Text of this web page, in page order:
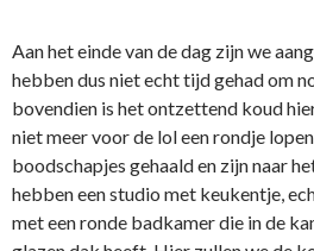
Aan het einde van de dag zijn we
hebben dus niet echt tijd gehad om
bovendien is het ontzettend koud
niet meer voor de lol een rondje
boodschapjes gehaald en zijn naar
hebben een studio met keukentje,
met een ronde badkamer die in de